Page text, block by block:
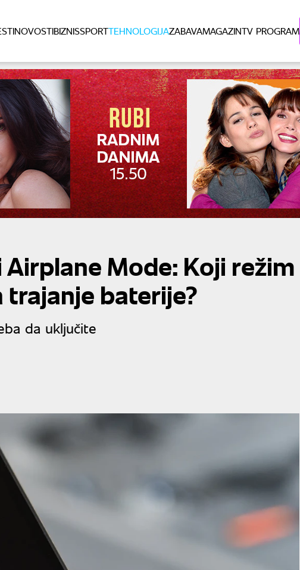
NOVOSTIBIZNISSPORTTEHNOLOGIJAZABAVAMAGAZINTV PROGRAM
Mode: Koji režim
baterije?
da uključite